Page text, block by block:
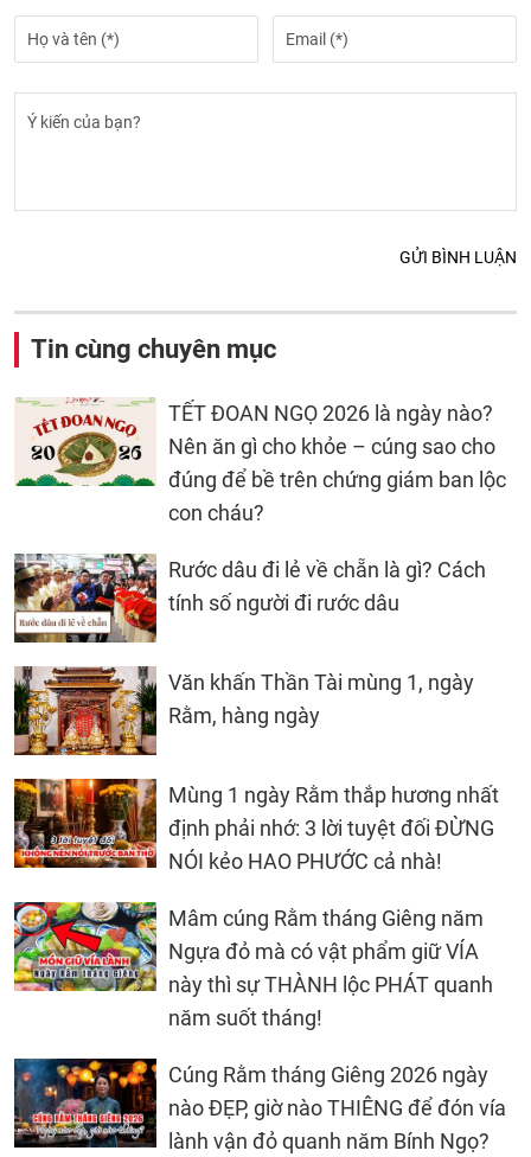
GỬI BÌNH LUẬN
Tin cùng chuyên mục
TẾT ĐOAN NGỌ 2026 là ngày nào?
Nên ăn gì cho khỏe – cúng sao cho
đúng để bề trên chứng giám ban lộc
con cháu?
Rước dâu đi lẻ về chẵn là gì? Cách
tính số người đi rước dâu
Văn khấn Thần Tài mùng 1, ngày
Rằm, hàng ngày
Mùng 1 ngày Rằm thắp hương nhất
định phải nhớ: 3 lời tuyệt đối ĐỪNG
NÓI kẻo HAO PHƯỚC cả nhà!
Mâm cúng Rằm tháng Giêng năm
Ngựa đỏ mà có vật phẩm giữ VÍA
này thì sự THÀNH lộc PHÁT quanh
năm suốt tháng!
Cúng Rằm tháng Giêng 2026 ngày
nào ĐẸP, giờ nào THIÊNG để đón vía
lành vận đỏ quanh năm Bính Ngọ?